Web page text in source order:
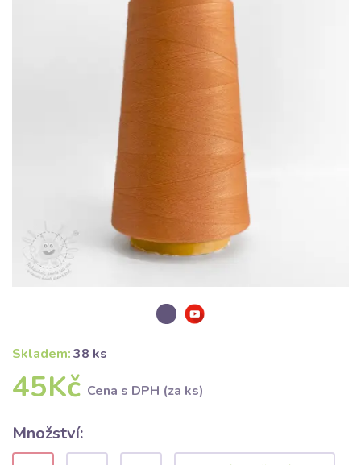
Skladem:38 ks
45Kč Cena s DPH (za ks)
Množství: